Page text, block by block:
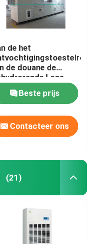
de het
de douane de
Lage
Industriële
- besparing
Beste prijs
Contacteer ons
(21)